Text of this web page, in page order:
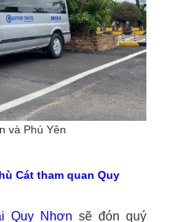
và Phú Yên
Cát tham quan Quy
Quy Nhơn sẽ đón quý